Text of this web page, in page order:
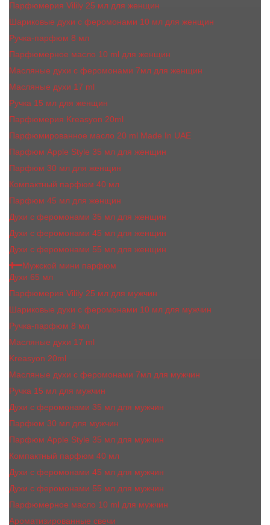
Парфюмерия Vilily 25 мл для женщин
Шариковые духи с феромонами 10 мл для женщин
Ручка-парфюм 8 мл
Парфюмерное масло 10 ml для женщин
Масляные духи c феромонами 7мл для женщин
Масляные духи 17 ml
Ручка 15 мл для женщин
Парфюмерия Kreasyon 20ml
Парфюмированное масло 20 ml Made In UAE
Парфюм Apple Style 35 мл для женщин
Парфюм 30 мл для женщин
Компактный парфюм 40 мл
Парфюм 45 мл для женщин
Духи с феромонами 35 мл для женщин
Духи с феромонами 45 мл для женщин
Духи с феромонами 55 мл для женщин
Мужской мини парфюм
Духи 65 мл
Парфюмерия Vilily 25 мл для мужчин
Шариковые духи с феромонами 10 мл для мужчин
Ручка-парфюм 8 мл
Масляные духи 17 ml
Kreasyon 20ml
Масляные духи c феромонами 7мл для мужчин
Ручка 15 мл для мужчин
Духи с феромонами 35 мл для мужчин
Парфюм 30 мл для мужчин
Парфюм Apple Style 35 мл для мужчин
Компактный парфюм 40 мл
Духи с феромонами 45 мл для мужчин
Духи с феромонами 55 мл для мужчин
Парфюмерное масло 10 ml для мужчин
Ароматизированные свечи